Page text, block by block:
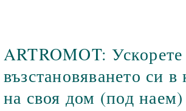
ARTROMOT: Ускорете
възстановяването си
на своя дом (под наем)